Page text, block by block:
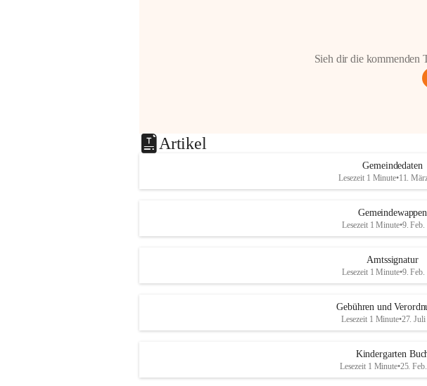
Sieh dir die kommenden
Artikel
Gemeindedaten
Lesezeit 1 Minute•11.
Gemeindewappen
Lesezeit 1 Minute•9. Feb.
Amtssignatur
Lesezeit 1 Minute•9. Feb.
Gebühren und
Lesezeit 1 Minute•27. Juli
Kindergarten
Lesezeit 1 Minute•25.